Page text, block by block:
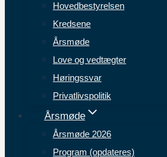
Hovedbestyrelsen
Kredsene
Årsmøde
Love og vedtægter
Høringssvar
Privatlivspolitik
Årsmøde
Årsmøde 2026
Program (opdateres)